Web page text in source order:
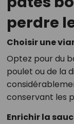
perdre
Choisir une
Optez pour du
poulet ou de la
conservant les
Enrichir la